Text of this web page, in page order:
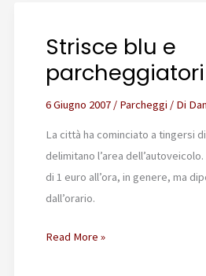
truffa
a
galla
Strisce blu e
6 Giugno 2007 / Parcheggi / Di
La città ha cominciato a tingersi
delimitano l’area
di 1 euro all’ora, in genere, ma
dall’orario.
Strisce
Read More »